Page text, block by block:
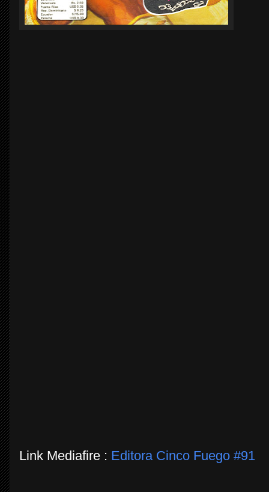
Link Mediafire : Editora Cinco Fuego #91